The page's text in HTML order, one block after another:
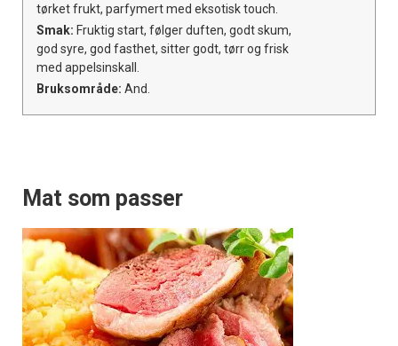
tørket frukt, parfymert med eksotisk touch.
Smak: Fruktig start, følger duften, godt skum,
god syre, god fasthet, sitter godt, tørr og frisk
med appelsinskall.
Bruksområde: And.
Mat som passer